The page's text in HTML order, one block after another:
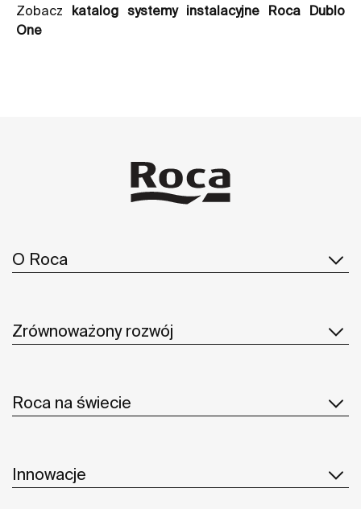
Zobacz katalog systemy instalacyjne Roca Dublo
One
O Roca
Zrównoważony rozwój
Roca na świecie
Innowacje